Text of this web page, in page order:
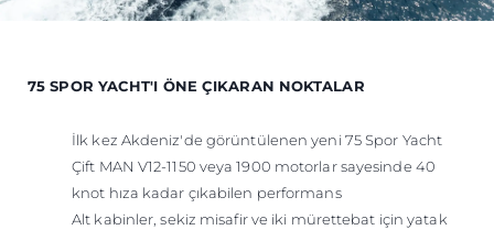
75 SPOR YACHT'I ÖNE ÇIKARAN NOKTALAR
İlk kez Akdeniz'de görüntülenen yeni 75 Spor Yacht
Çift MAN V12-1150 veya 1900 motorlar sayesinde 40
knot hıza kadar çıkabilen performans
Alt kabinler, sekiz misafir ve iki mürettebat için yatak